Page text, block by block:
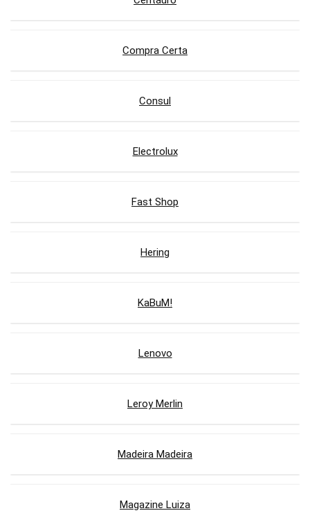
Compra Certa
Consul
Electrolux
Fast Shop
Hering
KaBuM!
Lenovo
Leroy Merlin
Madeira Madeira
Magazine Luiza